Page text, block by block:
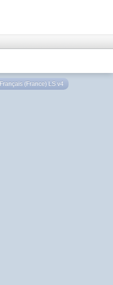
Français (France) LS v4